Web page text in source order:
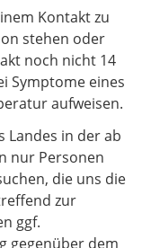
Kontakt zu
stehen oder
noch nicht 14
Symptome eines
aufweisen.
Landes in der ab
nur Personen
die uns die
zur
ggf.
gegenüber dem